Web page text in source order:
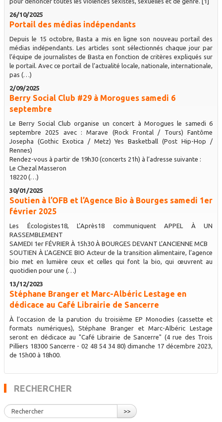
26/10/2025
Portail des médias indépendants
Depuis le 15 octobre, Basta a mis en ligne son nouveau portail des
médias indépendants. Les articles sont sélectionnés chaque jour par
l’équipe de journalistes de Basta en fonction de critères expliqués sur
le portail. Avec ce portail de l’actualité locale, nationale, internationale,
pas (…)
2/09/2025
Berry Social Club #29 à Morogues samedi 6
septembre
Le Berry Social Club organise un concert à Morogues le samedi 6
septembre 2025 avec : Marave (Rock Frontal / Tours) Fantôme
Josepha (Gothic Exotica / Metz) Yes Basketball (Post Hip-Hop /
Rennes)
Rendez-vous à partir de 19h30 (concerts 21h) à l’adresse suivante :
Le Chezal Masseron
18220 (…)
30/01/2025
Soutien à l’OFB et l’Agence Bio à Bourges samedi 1er
février 2025
Les Écologistes18, L’Après18 communiquent APPEL À UN
RASSEMBLEMENT
SAMEDI 1er FÉVRIER À 15h30 À BOURGES DEVANT L’ANCIENNE MCB
SOUTIEN À L’AGENCE BIO Acteur de la transition alimentaire, l’agence
bio met en lumière ceux et celles qui font la bio, qui œuvrent au
quotidien pour une (…)
13/12/2023
Stéphane Branger et Marc-Albéric Lestage en
dédicace au Café Librairie de Sancerre
À l’occasion de la parution du troisième EP Monodies (cassette et
formats numériques), Stéphane Branger et Marc-Albéric Lestage
seront en dédicace au "Café Librairie de Sancerre" (4 rue des Trois
Pilliers 18300 Sancerre - 02 48 54 34 80) dimanche 17 décembre 2023,
de 15h00 à 18h00.
RECHERCHER
>>